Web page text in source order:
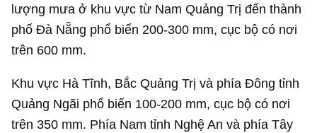
lượng mưa ở khu vực từ Nam Quảng Trị đến thành
phố Đà Nẵng phổ biến 200-300 mm, cục bộ có nơi
trên 600 mm.
Khu vực Hà Tĩnh, Bắc Quảng Trị và phía Đông tỉnh
Quảng Ngãi phổ biến 100-200 mm, cục bộ có nơi
trên 350 mm. Phía Nam tỉnh Nghệ An và phía Tây